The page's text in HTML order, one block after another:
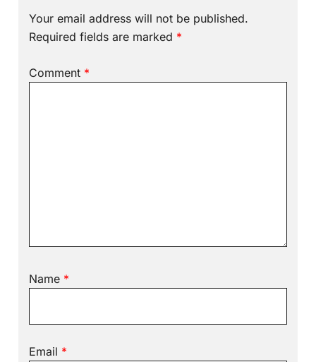
Your email address will not be published.
Required fields are marked *
Comment *
Name *
Email *